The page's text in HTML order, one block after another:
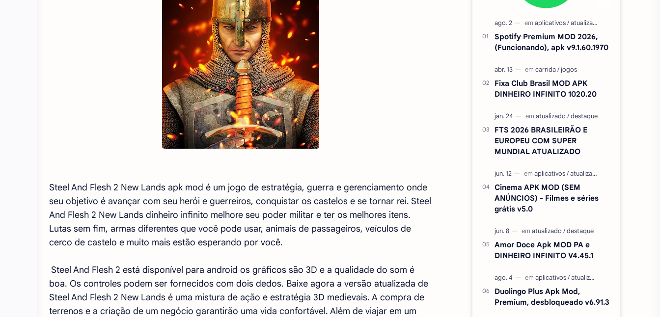
Steel And Flesh 2 New Lands apk mod é um jogo de estratégia, guerra e gerenciamento onde
seu objetivo é avançar com seu herói e guerreiros, conquistar os castelos e se tornar rei. Steel
And Flesh 2 New Lands dinheiro infinito melhore seu poder militar e ter os melhores itens.
Lutas sem fim, armas diferentes que você pode usar, animais de passageiros, veículos de
cerco de castelo e muito mais estão esperando por você.
Steel And Flesh 2 está disponível para android os gráficos são 3D e a qualidade do som é
boa. Os controles podem ser fornecidos com dois dedos. Baixe agora a versão atualizada de
Steel And Flesh 2 New Lands é uma mistura de ação e estratégia 3D medievais. A compra de
terrenos e a criação de um negócio garantirão uma vida confortável. Além de viajar em um
Spotify Premium MOD 2026,
(Funcionando), apk v9.1.60.1970
Fixa Club Brasil MOD APK
DINHEIRO INFINITO 1020.20
FTS 2026 BRASILEIRÃO E
EUROPEU COM SUPER
MUNDIAL ATUALIZADO
Cinema APK MOD (SEM
ANÚNCIOS) - Filmes e séries
grátis v5.0
Amor Doce Apk MOD PA e
DINHEIRO INFINITO V4.45.1
Duolingo Plus Apk Mod,
Premium, desbloqueado v6.91.3